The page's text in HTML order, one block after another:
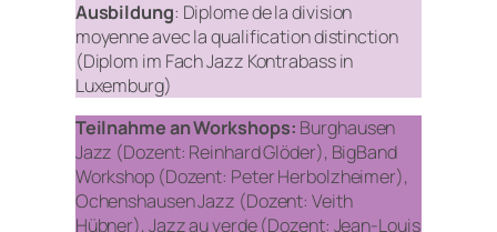
Ausbildung: Diplome de la division
moyenne avec la qualification distinction
(Diplom im Fach Jazz Kontrabass in
Luxemburg)
Teilnahme an Workshops: Burghausen
Jazz (Dozent: Reinhard Glöder), BigBand
Workshop (Dozent: Peter Herbolzheimer),
Ochenshausen Jazz (Dozent: Veith
Hübner), Jazz au verde (Dozent: Jean-Louis